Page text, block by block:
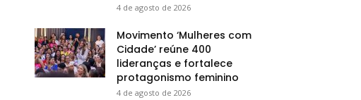
4 de agosto de 2026
Movimento ‘Mulheres com
Cidade’ reúne 400
lideranças e fortalece
protagonismo feminino
4 de agosto de 2026